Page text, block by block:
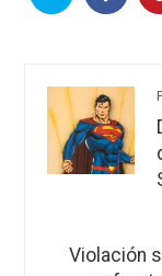
Violación